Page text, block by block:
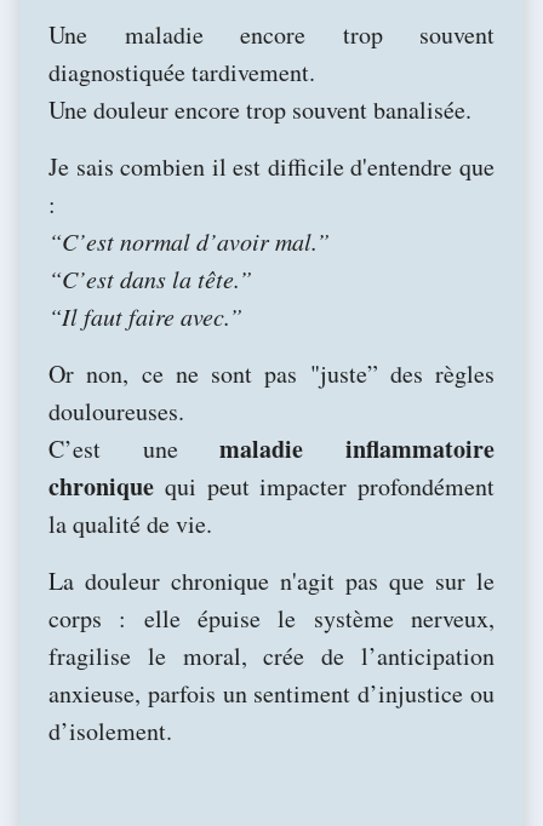
Une maladie encore trop souvent
diagnostiquée tardivement.
Une douleur encore trop souvent banalisée.
Je sais combien il est difficile d'entendre que
:
“C’est normal d’avoir mal.”
“C’est dans la tête.”
“Il faut faire avec.”
Or non, ce ne sont pas "juste” des règles
douloureuses.
C’est unemaladie inflammatoire
chronique qui peut impacter profondément
la qualité de vie.
La douleur chronique n'agit pas que sur le
corps : elle épuise le système nerveux,
fragilise le moral, crée de l’anticipation
anxieuse, parfois un sentiment d’injustice ou
d’isolement.